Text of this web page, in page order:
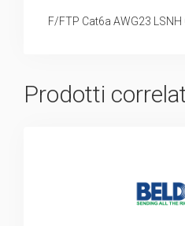
F/FTP Cat6a AWG23 LSNH
Prodotti